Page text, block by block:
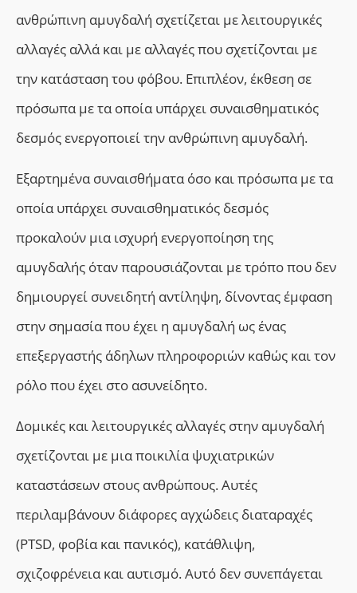
ανθρώπινη αμυγδαλή σχετίζεται με λειτουργικές
αλλαγές αλλά και με αλλαγές που σχετίζονται με
την κατάσταση του φόβου. Επιπλέον, έκθεση σε
πρόσωπα με τα οποία υπάρχει συναισθηματικός
δεσμός ενεργοποιεί την ανθρώπινη αμυγδαλή.
Εξαρτημένα συναισθήματα όσο και πρόσωπα με τα
οποία υπάρχει συναισθηματικός δεσμός
προκαλούν μια ισχυρή ενεργοποίηση της
αμυγδαλής όταν παρουσιάζονται με τρόπο που δεν
δημιουργεί συνειδητή αντίληψη, δίνοντας έμφαση
στην σημασία που έχει η αμυγδαλή ως ένας
επεξεργαστής άδηλων πληροφοριών καθώς και τον
ρόλο που έχει στο ασυνείδητο.
Δομικές καιλειτουργικές αλλαγές στην αμυγδαλή
σχετίζονται με μια ποικιλία ψυχιατρικών
καταστάσεων στους ανθρώπους. Αυτές
περιλαμβάνουν διάφορες αγχώδεις διαταραχές
(PTSD, φοβία και πανικός), κατάθλιψη,
σχιζοφρένεια και αυτισμό. Αυτό δεν συνεπάγεται